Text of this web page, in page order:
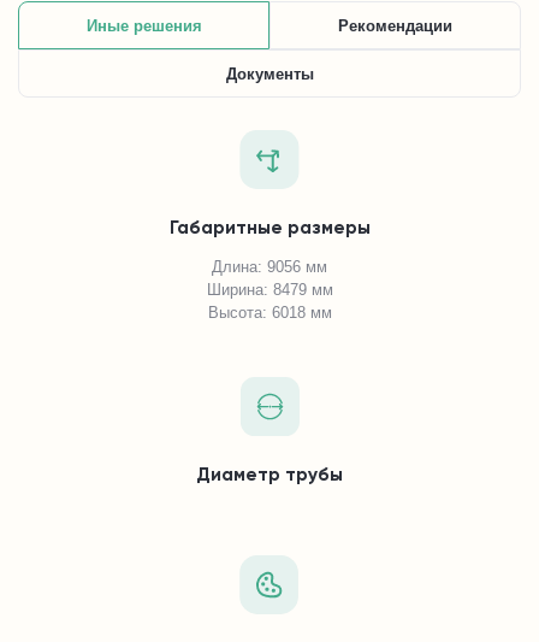
Иные решения Рекомендации
Документы
Габаритные размеры
Длина: 9056 мм
Ширина: 8479 мм
Высота: 6018 мм
Диаметр трубы